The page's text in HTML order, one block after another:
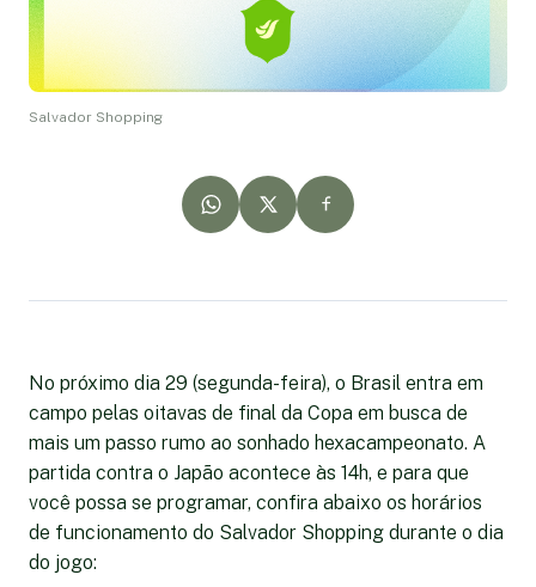
Salvador Shopping
No próximo dia 29 (segunda-feira), o Brasil entra em
campo pelas oitavas de final da Copa em busca de
mais um passo rumo ao sonhado hexacampeonato. A
partida contra o Japão acontece às 14h, e para que
você possa se programar, confira abaixo os horários
de funcionamento do Salvador Shopping durante o dia
do jogo: